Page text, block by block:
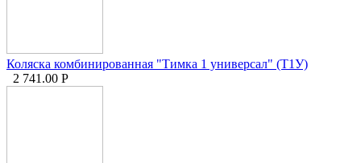
Коляска комбинированная "Тимка 1 универсал" (Т1У)
2 741.00 Р